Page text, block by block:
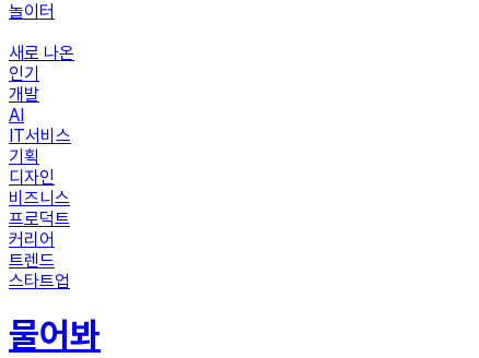
놀이터
새로 나온
인기
개발
AI
IT서비스
기획
디자인
비즈니스
프로덕트
커리어
트렌드
스타트업
물어봐